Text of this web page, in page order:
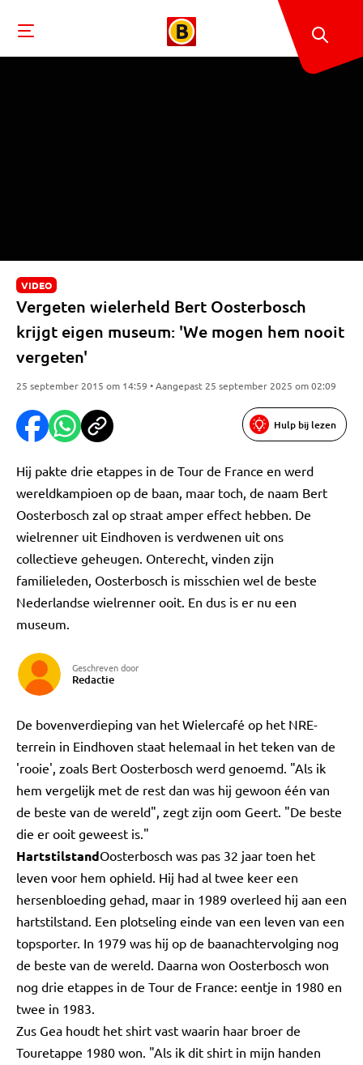
VIDEO
Vergeten wielerheld Bert Oosterbosch
krijgt eigen museum: 'We mogen hem nooit
vergeten'
25 september 2015 om 14:59 • Aangepast 25 september 2025 om 02:09
Hulp bij lezen
Hij pakte drie etappes in de Tour de France en werd
wereldkampioen op de baan, maar toch, de naam Bert
Oosterbosch zal op straat amper effect hebben. De
wielrenner uit Eindhoven is verdwenen uit ons
collectieve geheugen. Onterecht, vinden zijn
familieleden, Oosterbosch is misschien wel de beste
Nederlandse wielrenner ooit. En dus is er nu een
museum.
Geschreven door
Redactie
De bovenverdieping van het Wielercafé op het NRE-
terrein in Eindhoven staat helemaal in het teken van de
'rooie', zoals Bert Oosterbosch werd genoemd. "Als ik
hem vergelijk met de rest dan was hij gewoon één van
de beste van de wereld", zegt zijn oom Geert. "De beste
die er ooit geweest is."
HartstilstandOosterbosch was pas 32 jaar toen het
leven voor hem ophield. Hij had al twee keer een
hersenbloeding gehad, maar in 1989 overleed hij aan een
hartstilstand. Een plotseling einde van een leven van een
topsporter. In 1979 was hij op de baanachtervolging nog
de beste van de wereld. Daarna won Oosterbosch won
nog drie etappes in de Tour de France: eentje in 1980 en
twee in 1983.
Zus Gea houdt het shirt vast waarin haar broer de
Touretappe 1980 won. "Als ik dit shirt in mijn handen